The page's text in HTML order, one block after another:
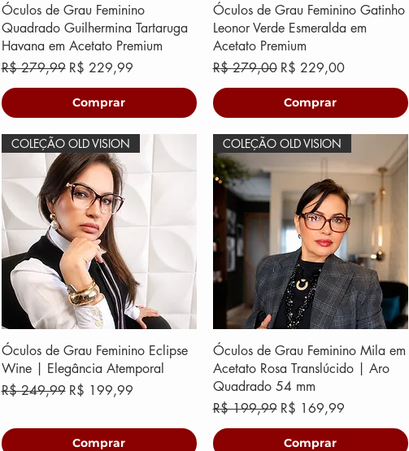
Óculos de Grau Feminino
Quadrado Guilhermina Tartaruga
Havana em Acetato Premium
Preço normal
R$ 279,99 Preço promocional
R$ 229,99
Comprar
Óculos de Grau Feminino Gatinho
Leonor Verde Esmeralda em
Acetato Premium
Preço normal
R$ 279,00 Preço promocional
R$ 229,00
Comprar
COLEÇÃO OLD VISION
Óculos de Grau Feminino Eclipse
Wine | Elegância Atemporal
Preço normal
R$ 249,99 Preço promocional
R$ 199,99
Comprar
COLEÇÃO OLD VISION
Óculos de Grau Feminino Mila em
Acetato Rosa Translúcido | Aro
Quadrado 54 mm
Preço normal
R$ 199,99 Preço promocional
R$ 169,99
Comprar